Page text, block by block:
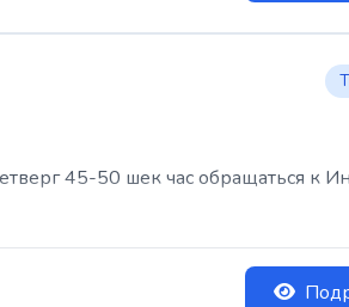
45-50 шек час обращаться к